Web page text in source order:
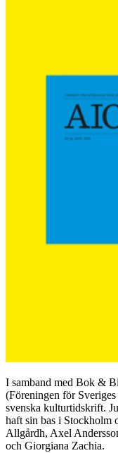
I samband med Bok &
(Föreningen för
svenska kulturtidskrift.
haft sin bas i Stockholm
Allgårdh, Axel
och Giorgiana Zachia.